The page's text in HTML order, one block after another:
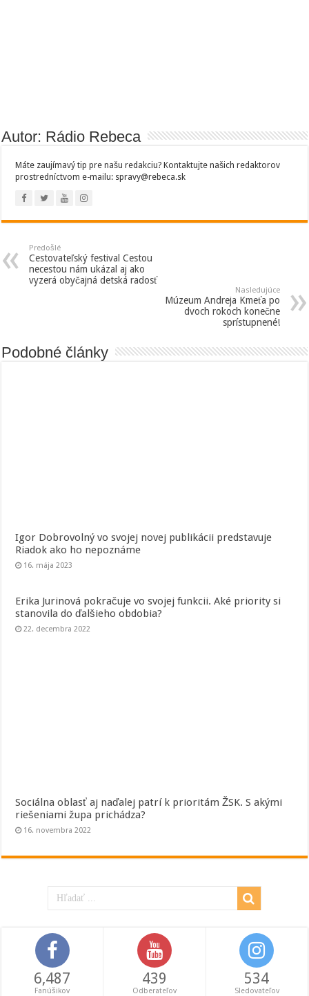
Autor: Rádio Rebeca
Máte zaujímavý tip pre našu redakciu? Kontaktujte našich redaktorov
prostredníctvom e-mailu: spravy@rebeca.sk
Predošlé
Cestovateľský festival Cestou
necestou nám ukázal aj ako
vyzerá obyčajná detská radosť
Nasledujúce
Múzeum Andreja Kmeťa po
dvoch rokoch konečne
sprístupnené!
Podobné články
Igor Dobrovolný vo svojej novej publikácii predstavuje
Riadok ako ho nepoznáme
16. mája 2023
Erika Jurinová pokračuje vo svojej funkcii. Aké priority si
stanovila do ďalšieho obdobia?
22. decembra 2022
Sociálna oblasť aj naďalej patrí k prioritám ŽSK. S akými
riešeniami župa prichádza?
16. novembra 2022
6,487
Fanúšikov
439
Odberateľov
534
Sledovateľov